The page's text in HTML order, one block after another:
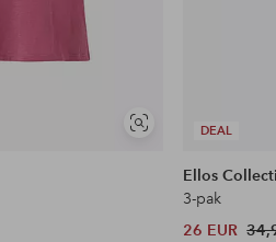
SoortgelijkeDEAL
Ellos
3-pak
26 EUR